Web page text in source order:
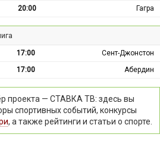
20:00 Гагра
17:00
Сент-Джонстон
17:00 Абердин
проекта — СТАВКА ТВ: здесь вы
спортивных событий, конкурсы
, а также рейтинги и статьи о спорте.